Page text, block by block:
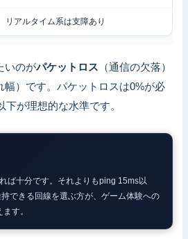
リアルタイム系は支障あり
いのがパケットロス （通信の欠落）
幅）です。パケットロスは0%が必
が理想的な水準です。
ば十分です。それよりもping 15ms以
できる回線を選ぶ方が、ゲーム体験への
す。